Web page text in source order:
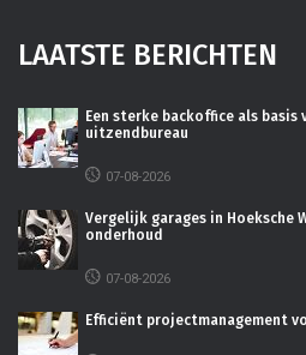
LAATSTE BERICHTEN
Een sterke backoffice als basis
uitzendbureau
07-08-2026
Vergelijk garages in Hoeksche
onderhoud
07-08-2026
Efficiënt projectmanagement